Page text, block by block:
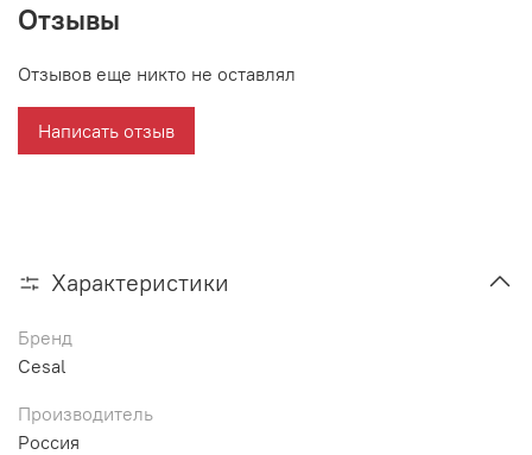
Отзывы
Отзывов еще никто не оставлял
Написать отзыв
Характеристики
Бренд
Cesal
Производитель
Россия